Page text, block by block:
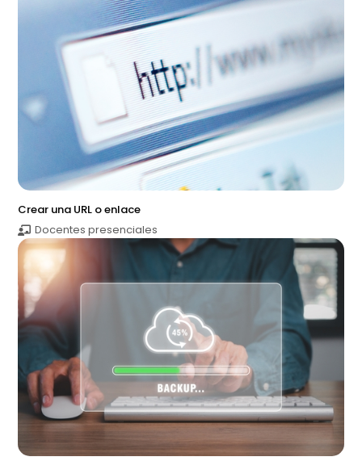
Crear una URL o enlace
Docentes presenciales